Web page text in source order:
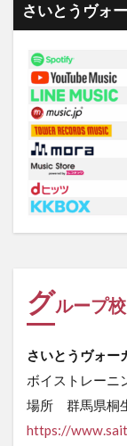
さいとうヴォ
グループ校
さいとうヴォー
ボイストレーニ
場所 群馬県桐
https://